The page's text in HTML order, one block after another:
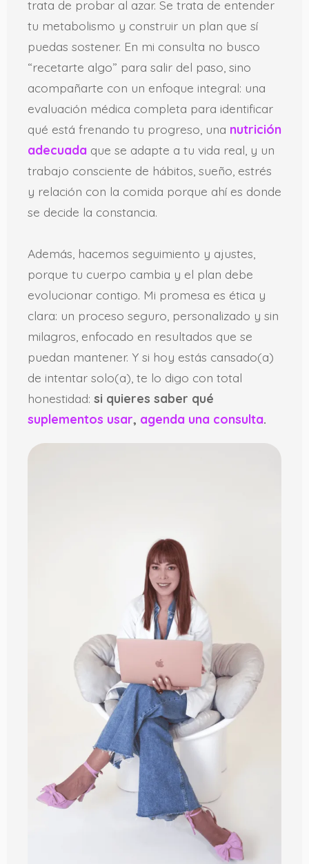
trata de probar al azar. Se trata de entender
tu metabolismo y construir un plan que sí
puedas sostener. En mi consulta no busco
“recetarte algo” para salir del paso, sino
acompañarte con un enfoque integral: una
evaluación médica completa para identificar
qué está frenando tu progreso, una nutrición
adecuada que se adapte a tu vida real, y un
trabajo consciente de hábitos, sueño, estrés
y relación con la comida porque ahí es donde
se decide la constancia.
Además, hacemos seguimiento y ajustes,
porque tu cuerpo cambia y el plan debe
evolucionar contigo. Mi promesa es ética y
clara: un proceso seguro, personalizado y sin
milagros, enfocado en resultados que se
puedan mantener. Y si hoy estás cansado(a)
de intentar solo(a), te lo digo con total
honestidad: si quieres saber qué
suplementos usar, agenda una consulta.